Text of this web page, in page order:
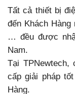
Tất cả thiết bị
đến Khách Hàng
… đều được
Nam.
Tại
cấp giải pháp
Hàng.